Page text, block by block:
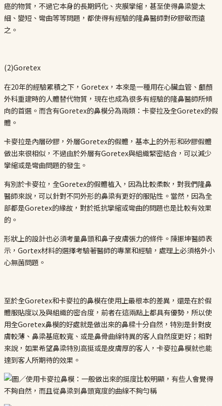
癌的物質，不過它本身的長期鈣化、夾膜攣縮，甚至使得鼻梁變太
細、變短、彎曲等等問題，都使得有經驗的隆鼻醫師對矽膠敬而遠
之。
(2)Goretex
在20年的經驗累積之下，Goretex，本來是一種用在心臟血管、顱顏
外科重建時的人體替代物質，現在也成為很多有經驗的隆鼻醫師所傾
向的首選。而含有Goretex的鼻模分為兩類：卡麥拉及全Goretex的假
體。
卡麥拉是內層矽膠，外層Goretex的假體，基本上的外形和矽膠假體
做出來很相似，不過由於外層有Goretex與組織緊密結合，可以減少
攣縮或是彎曲問題的發生。
有別於卡麥拉，全Goretex的假體植入，因為比較柔軟，對我們隆鼻
醫師來說，可以針對不同外形的鼻梁有更好的服貼性。當然，因為全
部都是Goretex的緣故，對於抵抗攣縮或彎曲的問題也是比較有效果
的。
形狀上的設計也必須考量鼻頭和鼻子皮膚張力的條件。陳振坤醫師表
示，Gortex材料的選擇考驗著醫師的專業和經驗，處理上必須格外小
心無菌問題。
至於全Goretex和卡麥拉的鼻模在使用上最根本的差異，還是在於假
體服貼度以及與組織的密合度，前者在這兩點上都具有優勢，所以使
用全Goretex鼻模的好處就是做出來的鼻樑十分自然，特別是針對皮
膚較薄、鼻梁基底較寬、或是鼻骨曲線特異的客人自然度更好；相對
來說，如果希望鼻梁特別高挺或是皮膚厚的客人，卡麥拉鼻模就也能
達到客人所期待的效果。